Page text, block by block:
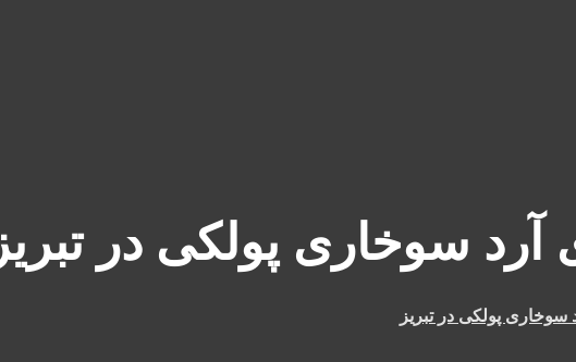
سوخاری پولکی در تبریز
پولکی در تبریز